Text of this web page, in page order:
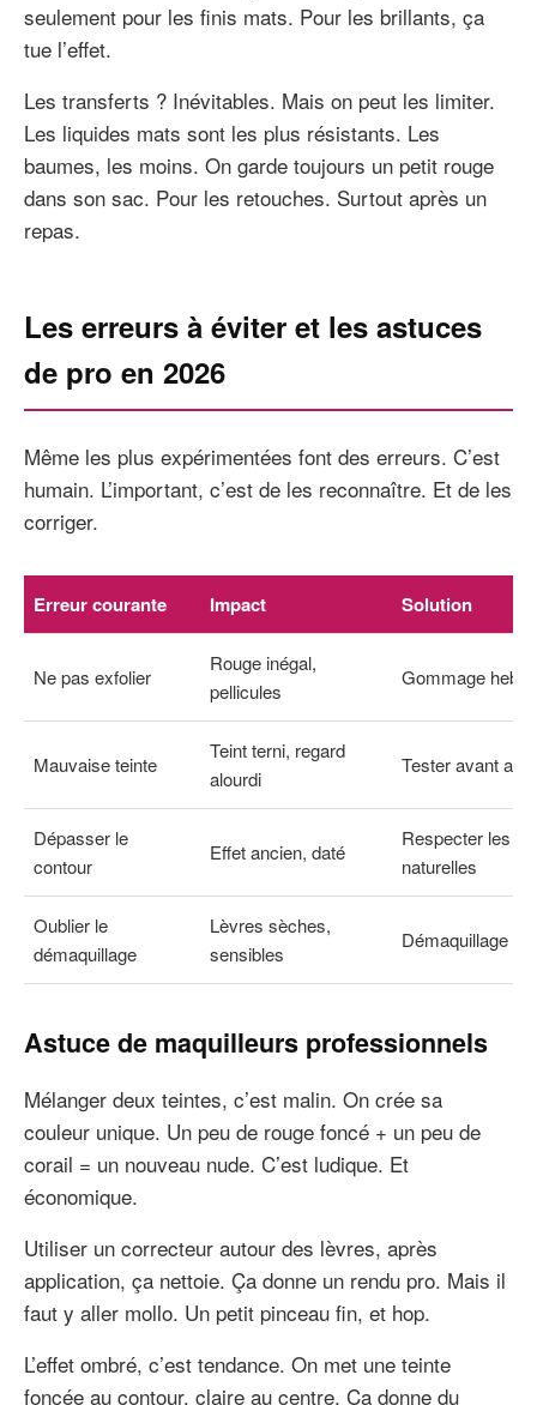
seulement pour les finis mats. Pour les brillants, ça
tue l’effet.
Les transferts ? Inévitables. Mais on peut les limiter.
Les liquides mats sont les plus résistants. Les
baumes, les moins. On garde toujours un petit rouge
dans son sac. Pour les retouches. Surtout après un
repas.
Les erreurs à éviter et les astuces
de pro en 2026
Même les plus expérimentées font des erreurs. C’est
humain. L’important, c’est de les reconnaître. Et de les
corriger.
Erreur courante Impact Solution
Ne pas exfolier
Rouge inégal,
pellicules
Gommage
Mauvaise teinte
Teint terni, regard
alourdi
Tester avant
Dépasser le
contour
Effet ancien, daté
Respecter les
naturelles
Oublier le
démaquillage
Lèvres sèches,
sensibles
Démaquillage
Astuce de maquilleurs professionnels
Mélanger deux teintes, c’est malin. On crée sa
couleur unique. Un peu de rouge foncé + un peu de
corail = un nouveau nude. C’est ludique. Et
économique.
Utiliser un correcteur autour des lèvres, après
application, ça nettoie. Ça donne un rendu pro. Mais il
faut y aller mollo. Un petit pinceau fin, et hop.
L’effet ombré, c’est tendance. On met une teinte
foncée au contour, claire au centre. Ça donne du